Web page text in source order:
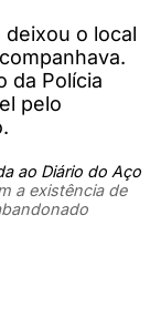
deixou o local
da Polícia
pelo
ao Diário do Aço
a existência de